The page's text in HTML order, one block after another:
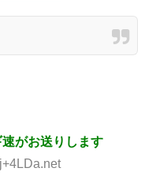
がお送りします